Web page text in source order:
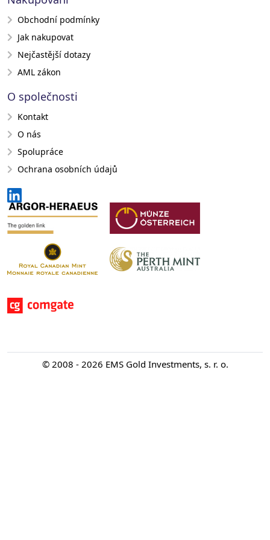
Obchodní podmínky
Jak nakupovat
Nejčastější dotazy
AML zákon
O společnosti
Kontakt
O nás
Spolupráce
Ochrana osobních údajů
© 2008 - 2026 EMS Gold Investments, s. r. o.